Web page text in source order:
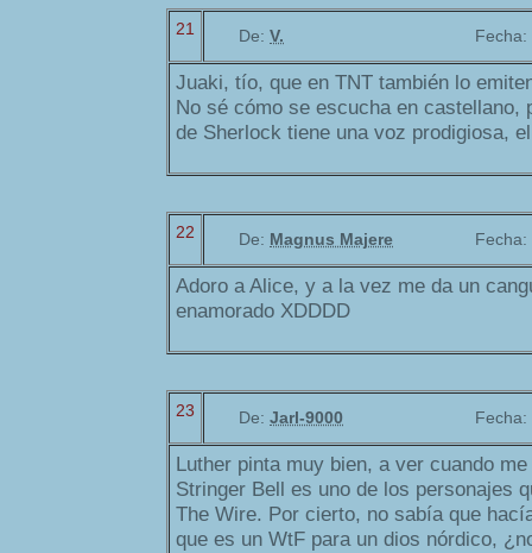
21 De: V. Fecha:
Juaki, tío, que en TNT también lo
No sé cómo se escucha en castellano,
de Sherlock tiene una voz prodigiosa,
22 De: Magnus Majere Fecha:
Adoro a Alice, y a la vez me da un
enamorado XDDDD
23 De: Jarl-9000 Fecha:
Luther pinta muy bien, a ver cuando
Stringer Bell es uno de los personajes
The Wire. Por cierto, no sabía que
que es un WtF para un dios nórdico,